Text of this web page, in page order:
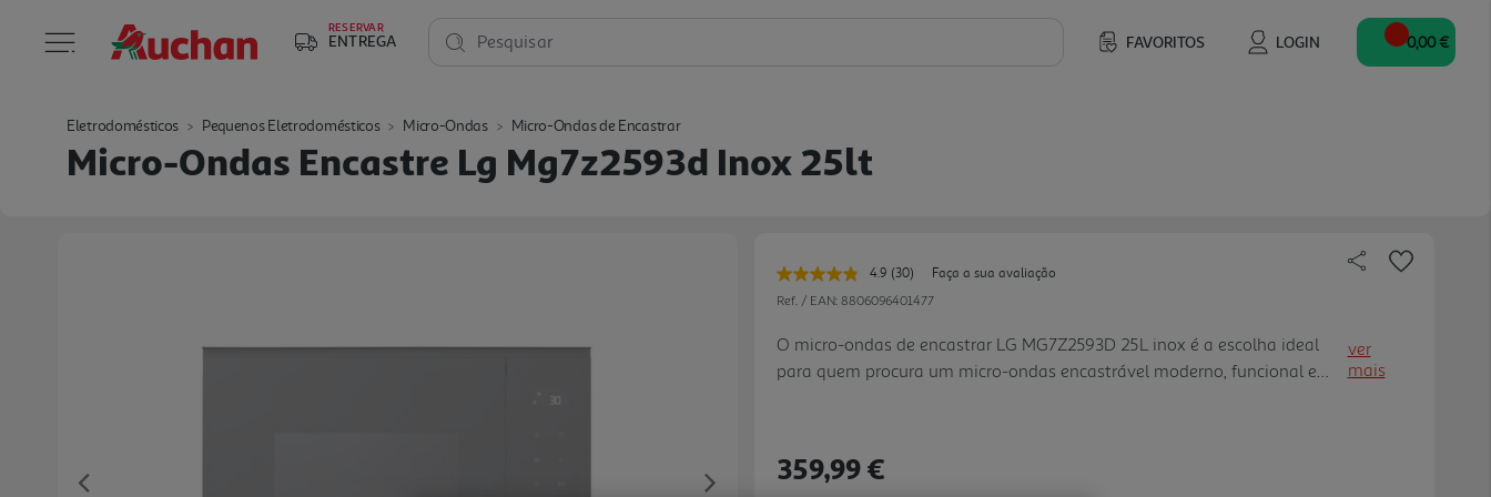
RESERVAR
ENTREGA FAVORITOS LOGIN
Pesquisar 0,00 €
Eletrodomésticos Pequenos Eletrodomésticos Micro-Ondas Micro-Ondas de Encastrar
Micro-Ondas Encastre Lg Mg7z2593d Inox 25lt
4.9 Leu
30
Link
para
a
(30)
Faça a sua avaliação
Ref. / EAN: 8806096401477
O micro-ondas de encastrar LG MG7Z2593D 25L inox é a escolha ideal
para quem procura um micro-ondas encastrável moderno, funcional e
gratinar com rapidez e comodidade. Equipado com 900 W de potência
ver
mais
359,99 €